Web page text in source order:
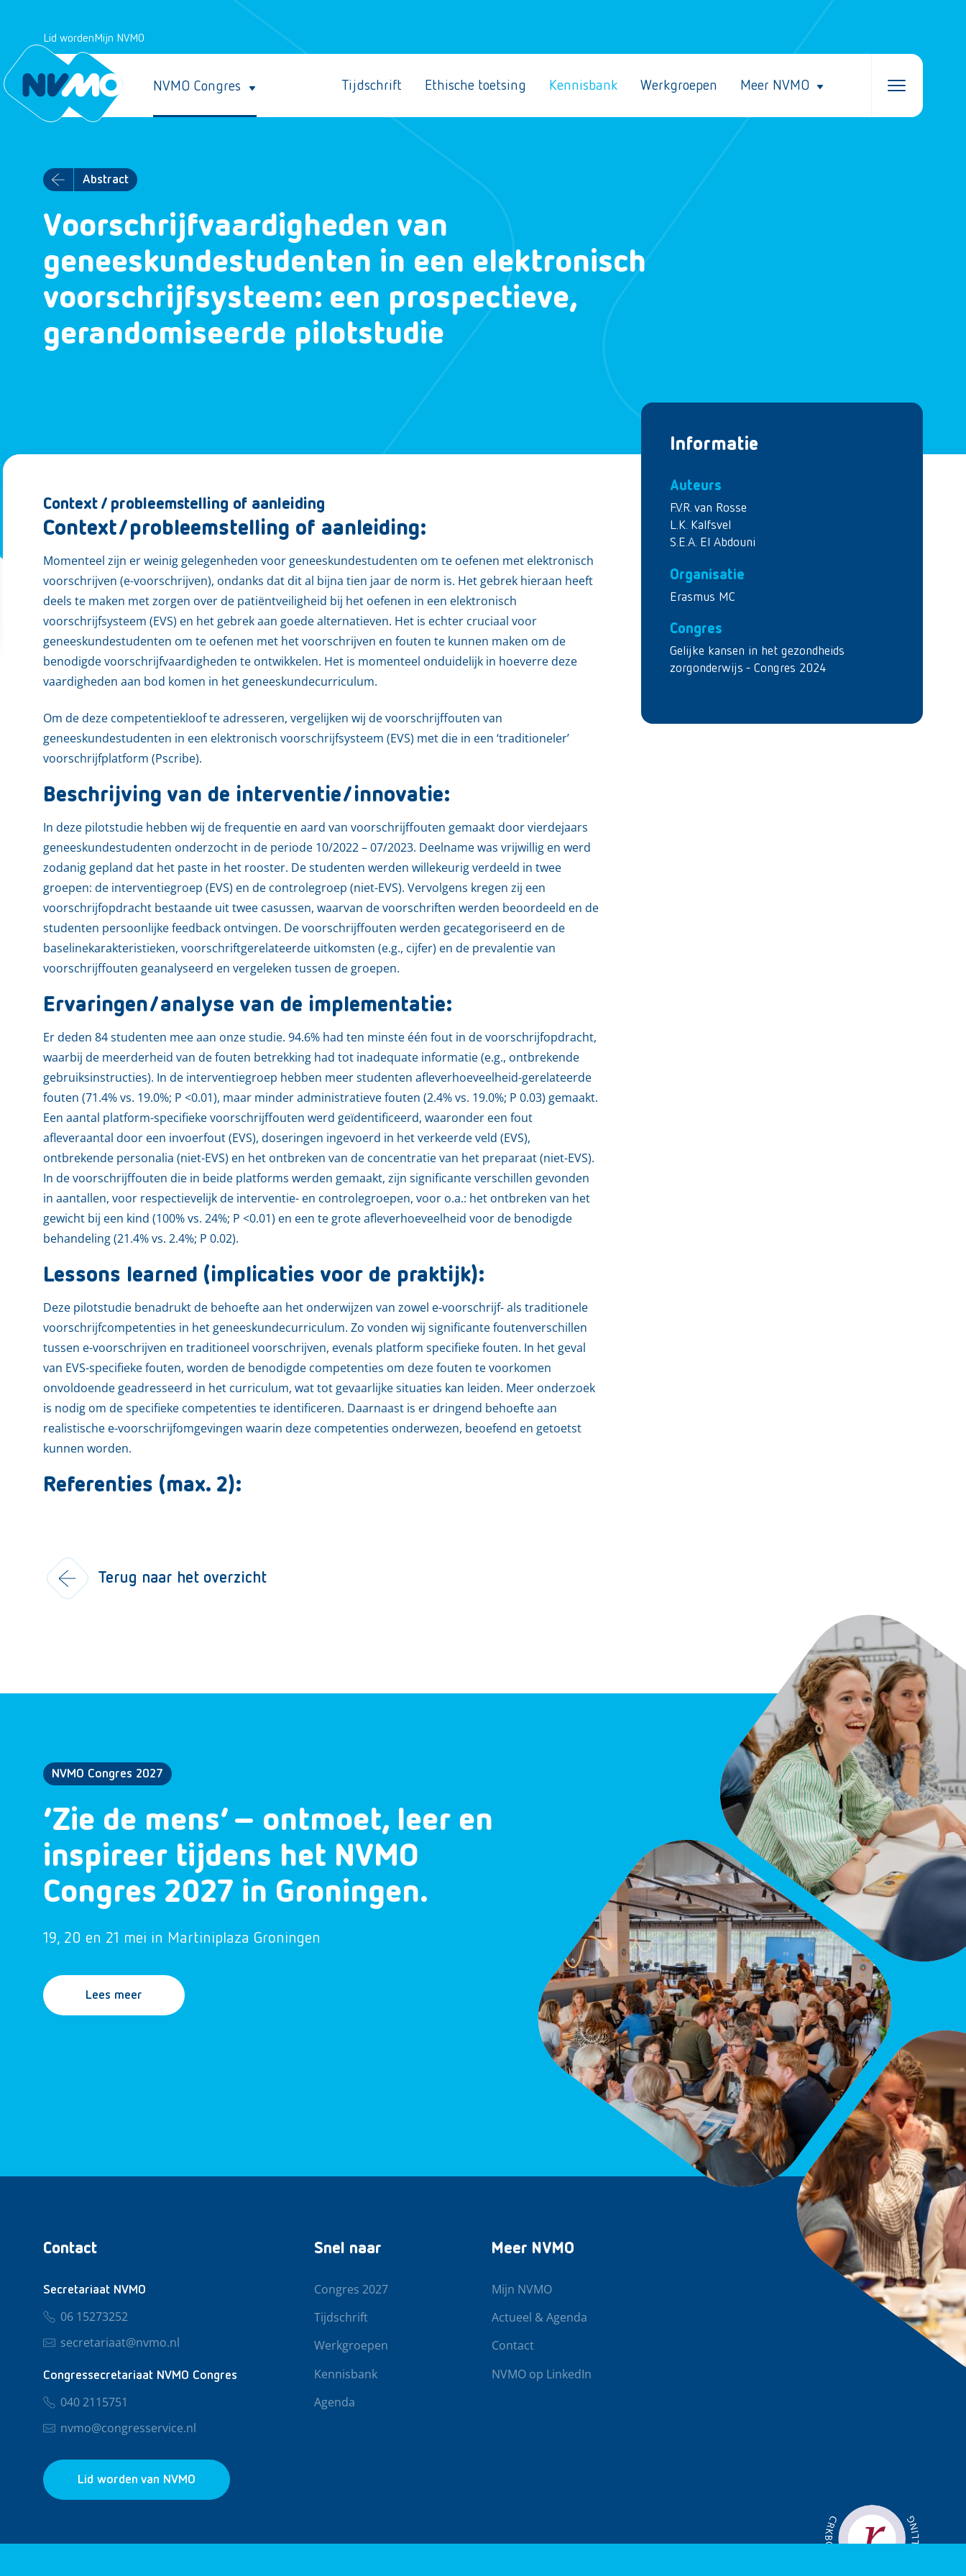
Lid wordenMijn NVMO
NVMO Congres Tijdschrift Ethische toetsing Kennisbank Werkgroepen Meer NVMO
Abstract
Voorschrijfvaardigheden van
geneeskundestudenten in een elektronisch
voorschrijfsysteem: een prospectieve,
gerandomiseerde pilotstudie
Informatie
Auteurs
F.V.R. van Rosse
L.K. Kalfsvel
S.E.A. El Abdouni
Organisatie
Erasmus MC
Congres
Gelijke kansen in het gezondheids
zorgonderwijs - Congres 2024
Context / probleemstelling of aanleiding
Context/probleemstelling of aanleiding:
Momenteel zijn er weinig gelegenheden voor geneeskundestudenten om te oefenen met elektronisch
voorschrijven (e-voorschrijven), ondanks dat dit al bijna tien jaar de norm is. Het gebrek hieraan heeft
deels te maken met zorgen over de patiëntveiligheid bij het oefenen in een elektronisch
voorschrijfsysteem (EVS) en het gebrek aan goede alternatieven. Het is echter cruciaal voor
geneeskundestudenten om te oefenen met het voorschrijven en fouten te kunnen maken om de
benodigde voorschrijfvaardigheden te ontwikkelen. Het is momenteel onduidelijk in hoeverre deze
vaardigheden aan bod komen in het geneeskundecurriculum.
Om de deze competentiekloof te adresseren, vergelijken wij de voorschrijffouten van
geneeskundestudenten in een elektronisch voorschrijfsysteem (EVS) met die in een ‘traditioneler’
voorschrijfplatform (Pscribe).
Beschrijving van de interventie/innovatie:
In deze pilotstudie hebben wij de frequentie en aard van voorschrijffouten gemaakt door vierdejaars
geneeskundestudenten onderzocht in de periode 10/2022 – 07/2023. Deelname was vrijwillig en werd
zodanig gepland dat het paste in het rooster. De studenten werden willekeurig verdeeld in twee
groepen: de interventiegroep (EVS) en de controlegroep (niet-EVS). Vervolgens kregen zij een
voorschrijfopdracht bestaande uit twee casussen, waarvan de voorschriften werden beoordeeld en de
studenten persoonlijke feedback ontvingen. De voorschrijffouten werden gecategoriseerd en de
baselinekarakteristieken, voorschriftgerelateerde uitkomsten (e.g., cijfer) en de prevalentie van
voorschrijffouten geanalyseerd en vergeleken tussen de groepen.
Ervaringen/analyse van de implementatie:
Er deden 84 studenten mee aan onze studie. 94.6% had ten minste één fout in de voorschrijfopdracht,
waarbij de meerderheid van de fouten betrekking had tot inadequate informatie (e.g., ontbrekende
gebruiksinstructies). In de interventiegroep hebben meer studenten afleverhoeveelheid-gerelateerde
fouten (71.4% vs. 19.0%; P <0.01), maar minder administratieve fouten (2.4% vs. 19.0%; P 0.03) gemaakt.
Een aantal platform-specifieke voorschrijffouten werd geïdentificeerd, waaronder een fout
afleveraantal door een invoerfout (EVS), doseringen ingevoerd in het verkeerde veld (EVS),
ontbrekende personalia (niet-EVS) en het ontbreken van de concentratie van het preparaat (niet-EVS).
In de voorschrijffouten die in beide platforms werden gemaakt, zijn significante verschillen gevonden
in aantallen, voor respectievelijk de interventie- en controlegroepen, voor o.a.: het ontbreken van het
gewicht bij een kind (100% vs. 24%; P <0.01) en een te grote afleverhoeveelheid voor de benodigde
behandeling (21.4% vs. 2.4%; P 0.02).
Lessons learned (implicaties voor de praktijk):
Deze pilotstudie benadrukt de behoefte aan het onderwijzen van zowel e-voorschrijf- als traditionele
voorschrijfcompetenties in het geneeskundecurriculum. Zo vonden wij significante foutenverschillen
tussen e-voorschrijven en traditioneel voorschrijven, evenals platform specifieke fouten. In het geval
van EVS-specifieke fouten, worden de benodigde competenties om deze fouten te voorkomen
onvoldoende geadresseerd in het curriculum, wat tot gevaarlijke situaties kan leiden. Meer onderzoek
is nodig om de specifieke competenties te identificeren. Daarnaast is er dringend behoefte aan
realistische e-voorschrijfomgevingen waarin deze competenties onderwezen, beoefend en getoetst
kunnen worden.
Referenties (max. 2):
Terug naar het overzicht
NVMO Congres 2027
‘Zie de mens’ – ontmoet, leer en
inspireer tijdens het NVMO
Congres 2027 in Groningen.
19, 20 en 21 mei in Martiniplaza Groningen
Lees meer
Contact
Secretariaat NVMO
06 15273252
secretariaat@nvmo.nl
Congressecretariaat NVMO Congres
040 2115751
nvmo@congresservice.nl
Lid worden van NVMO
Snel naar
Congres 2027
Tijdschrift
Werkgroepen
Kennisbank
Agenda
Meer NVMO
Mijn NVMO
Actueel & Agenda
Contact
NVMO op LinkedIn